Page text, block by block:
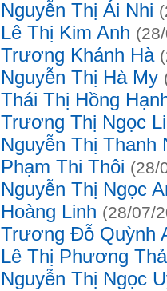
Nguyễn Thị Ái Nhi
Lê Thị Kim Anh
Trương Khánh Hà
Nguyễn Thị Hà My
Thái Thị Hồng
Trương Thị Ngọc
Nguyễn Thị Thanh
Phạm Thi Thôi (28/
Nguyễn Thị Ngọc
Hoàng Linh (28/07/
Trương Đỗ Quỳnh
Lê Thị Phương
Nguyễn Thị Ngọc